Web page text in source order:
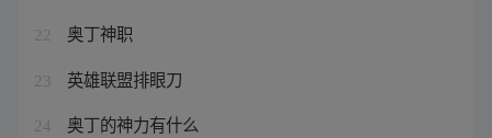
22 奥丁神职
23 英雄联盟排眼刀
24 奥丁的神力有什么